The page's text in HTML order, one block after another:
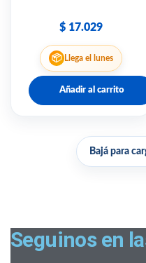
$ 17.029
📦 Llega el lunes
Añadir al carrito
Bajá para
Seguinos en